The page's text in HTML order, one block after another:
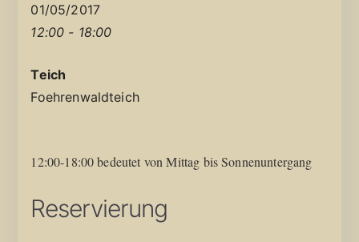
01/05/2017
12:00 - 18:00
Teich
Foehrenwaldteich
12:00-18:00 bedeutet von Mittag bis Sonnenuntergang
Reservierung